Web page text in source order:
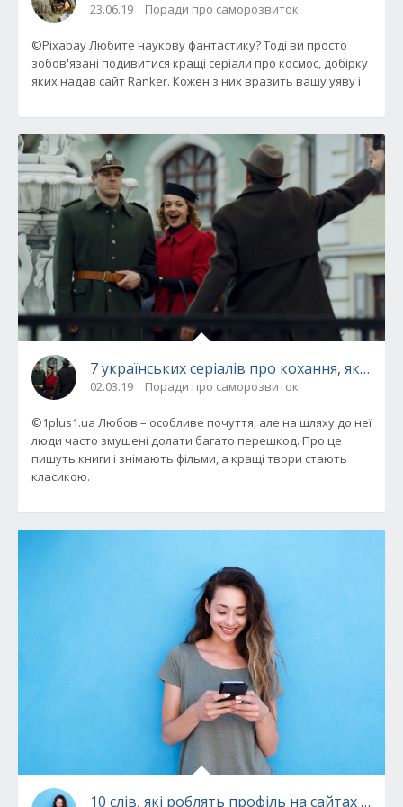
23.06.19 Поради про саморозвиток
©Pixabay Любите наукову фантастику? Тоді ви просто
зобов'язані подивитися кращі серіали про космос, добірку
яких надав сайт Ranker. Кожен з них вразить вашу уяву і
7 українських серіалів про кохання, які
02.03.19 Поради про саморозвиток
©1plus1.ua Любов – особливе почуття, але на шляху до неї
люди часто змушені долати багато перешкод. Про це
пишуть книги і знімають фільми, а кращі твори стають
класикою.
10 слів, які роблять профіль на сайтах